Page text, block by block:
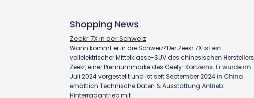
Shopping News
Zeekr 7X in der Schweiz
Wann kommt er in die Schweiz?Der Zeekr 7X ist ein
vollelektrischer Mittelklasse-SUV des chinesischen Herstellers
Zeekr, einer Premiummarke des Geely-Konzerns. Er wurde im
Juli 2024 vorgestellt und ist seit September 2024 in China
erhältlich.Technische Daten & Ausstattung Antrieb:
Hinterradantrieb mit